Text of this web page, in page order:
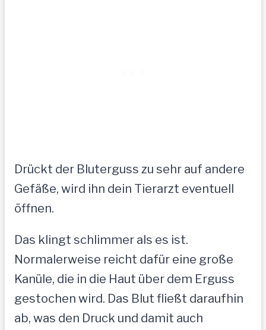
Drückt der Bluterguss zu sehr auf andere
Gefäße, wird ihn dein Tierarzt eventuell
öffnen.
Das klingt schlimmer als es ist.
Normalerweise reicht dafür eine große
Kanüle, die in die Haut über dem Erguss
gestochen wird. Das Blut fließt daraufhin
ab, was den Druck und damit auch